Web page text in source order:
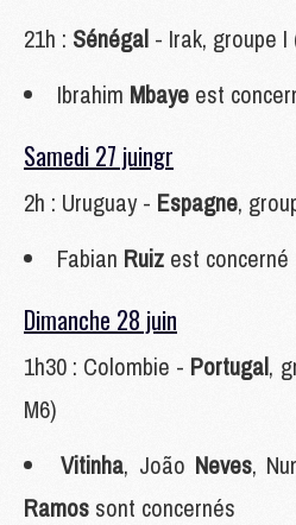
21h : Sénégal - Irak, groupe I
Ibrahim Mbaye est
Samedi 27 juingr
2h : Uruguay - Espagne,
Fabian Ruiz est concerné
Dimanche 28 juin
1h30 : Colombie - Portugal,
M6)
Vitinha, João Neves,
Ramos sont concernés